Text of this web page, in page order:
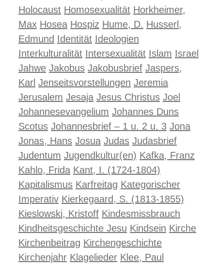
Holocaust Homosexualität Horkheimer,
Max Hosea Hospiz Hume, D. Husserl,
Edmund Identität Ideologien
Interkulturalität Intersexualität Islam Israel
Jahwe Jakobus Jakobusbrief Jaspers,
Karl Jenseitsvorstellungen Jeremia
Jerusalem Jesaja Jesus Christus Joel
Johannesevangelium Johannes Duns
Scotus Johannesbrief – 1 u. 2 u. 3 Jona
Jonas, Hans Josua Judas Judasbrief
Judentum Jugendkultur(en) Kafka, Franz
Kahlo, Frida Kant, I. (1724-1804)
Kapitalismus Karfreitag Kategorischer
Imperativ Kierkegaard, S. (1813-1855)
Kieslowski, Kristoff Kindesmissbrauch
Kindheitsgeschichte Jesu Kindsein Kirche
Kirchenbeitrag Kirchengeschichte
Kirchenjahr Klagelieder Klee, Paul